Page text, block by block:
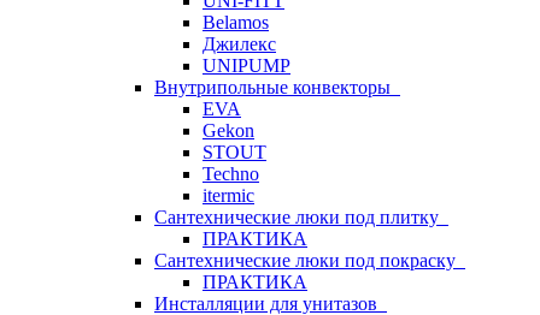
Belamos
Джилекс
UNIPUMP
Внутрипольные конвекторы
EVA
Gekon
STOUT
Techno
itermic
Сантехнические люки под плитку
ПРАКТИКА
Сантехнические люки под покраску
ПРАКТИКА
Инсталляции для унитазов